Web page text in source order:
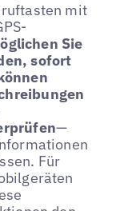
mit
Sie
sofort
—
Für